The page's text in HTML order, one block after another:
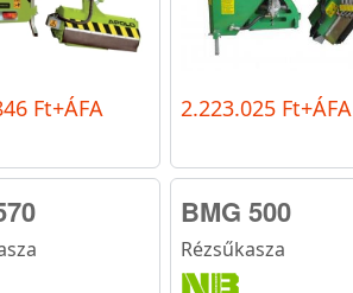
Ft+ÁFA 2.223.025 Ft+ÁFA
BMG 500
Rézsűkasza